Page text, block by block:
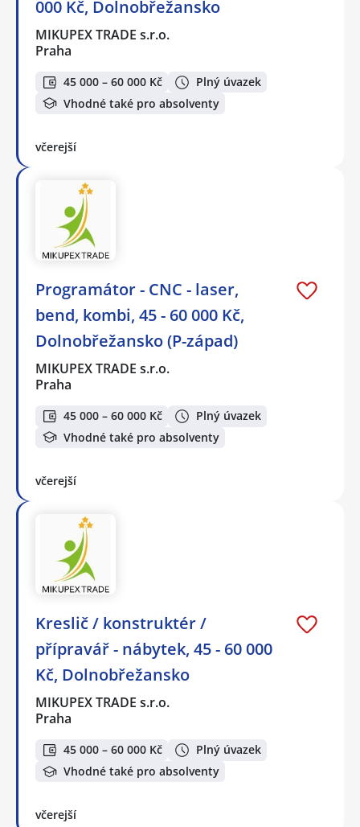
000 Kč, Dolnobřežansko
MIKUPEX TRADE s.r.o.
Praha
45 000 – 60 000 Kč
Plný úvazek
Vhodné také pro absolventy
včerejší
Programátor - CNC - laser,
bend, kombi, 45 - 60 000 Kč,
Dolnobřežansko (P-západ)
MIKUPEX TRADE s.r.o.
Praha
45 000 – 60 000 Kč
Plný úvazek
Vhodné také pro absolventy
včerejší
Kreslič / konstruktér /
přípravář - nábytek, 45 - 60 000
Kč, Dolnobřežansko
MIKUPEX TRADE s.r.o.
Praha
45 000 – 60 000 Kč
Plný úvazek
Vhodné také pro absolventy
včerejší